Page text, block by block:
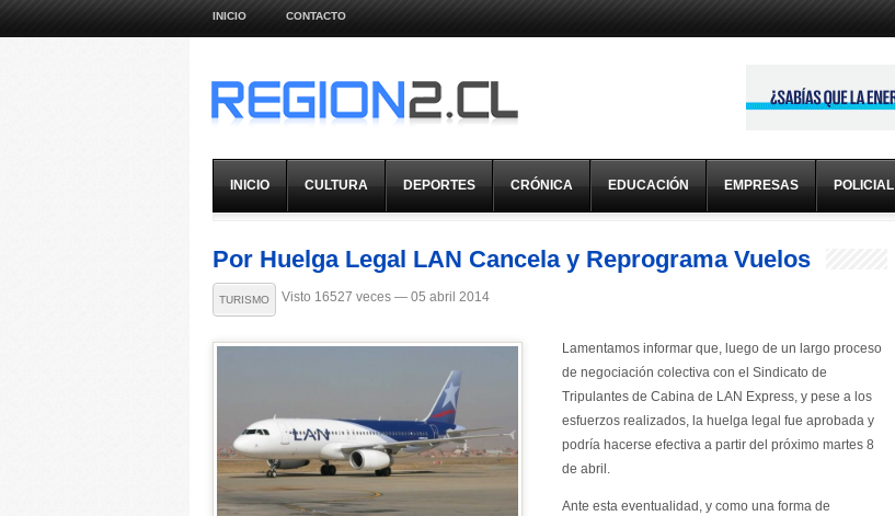
INICIO CONTACTO
INICIO CULTURA DEPORTES CRÓNICA EDUCACIÓN EMPRESAS POLICIAL
Por Huelga Legal LAN Cancela y Reprograma Vuelos
TURISMO Visto 16527 veces — 05 abril 2014
Lamentamos informar que, luego de un largo proceso
de negociación colectiva con el Sindicato de
Tripulantes de Cabina de LAN Express, y pese a los
esfuerzos realizados, la huelga legal fue aprobada y
podría hacerse efectiva a partir del próximo martes 8
de abril.
Ante esta eventualidad, y como una forma de